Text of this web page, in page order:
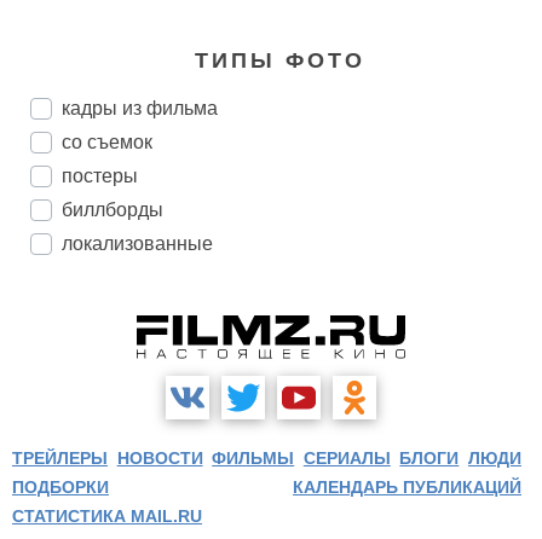
ТИПЫ ФОТО
кадры из фильма
со съемок
постеры
биллборды
локализованные
ТРЕЙЛЕРЫ НОВОСТИ ФИЛЬМЫ СЕРИАЛЫ БЛОГИ ЛЮДИ
ПОДБОРКИ
КАЛЕНДАРЬ ПУБЛИКАЦИЙ
СТАТИСТИКА MAIL.RU